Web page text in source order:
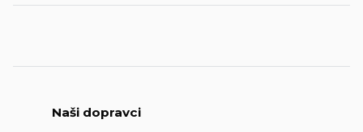
Naši dopravci